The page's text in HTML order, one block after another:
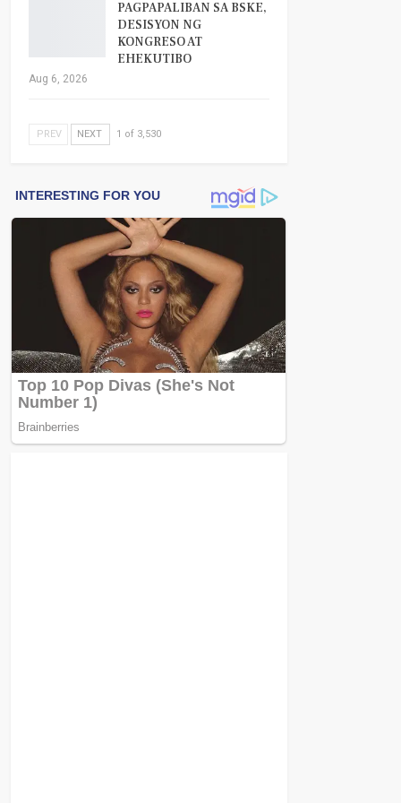
PAGPAPALIBAN SA BSKE,
DESISYON NG
KONGRESO AT
EHEKUTIBO
Aug 6, 2026
PREV NEXT 1 of 3,530